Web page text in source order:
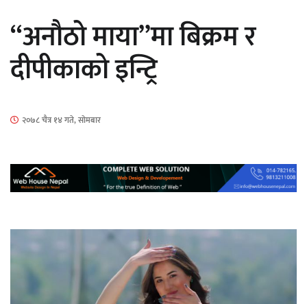
औपचारिक सेवा सञ्चालनमा
“अनौठो माया”मा बिक्रम र
दीपीकाको इन्ट्रि
२०७८ चैत्र १४ गते, सोमबार